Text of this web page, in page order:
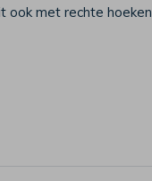
ook met rechte